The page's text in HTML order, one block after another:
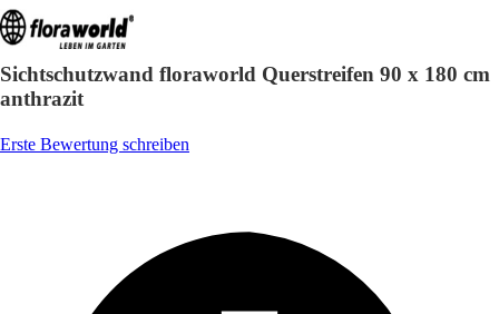
Sichtschutzwand floraworld Querstreifen 90 x 180 cm
anthrazit
Erste Bewertung schreiben